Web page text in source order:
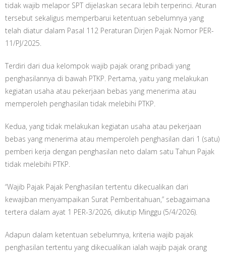
tidak wajib melapor SPT dijelaskan secara lebih terperinci. Aturan
tersebut sekaligus memperbarui ketentuan sebelumnya yang
telah diatur dalam Pasal 112 Peraturan Dirjen Pajak Nomor PER-
11/PJ/2025.
Terdiri dari dua kelompok wajib pajak orang pribadi yang
penghasilannya di bawah PTKP. Pertama, yaitu yang melakukan
kegiatan usaha atau pekerjaan bebas yang menerima atau
memperoleh penghasilan tidak melebihi PTKP.
Kedua, yang tidak melakukan kegiatan usaha atau pekerjaan
bebas yang menerima atau memperoleh penghasilan dari 1 (satu)
pemberi kerja dengan penghasilan neto dalam satu Tahun Pajak
tidak melebihi PTKP.
“Wajib Pajak Pajak Penghasilan tertentu dikecualikan dari
kewajiban menyampaikan Surat Pemberitahuan,” sebagaimana
tertera dalam ayat 1 PER-3/2026, dikutip Minggu (5/4/2026).
Adapun dalam ketentuan sebelumnya, kriteria wajib pajak
penghasilan tertentu yang dikecualikan ialah wajib pajak orang